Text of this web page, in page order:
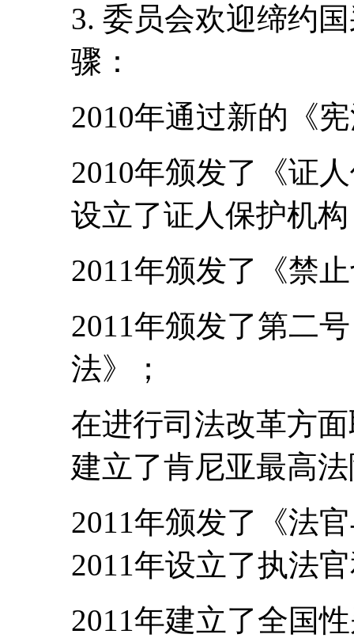
3. 委员会欢迎缔约
骤：
2010年通过新的《
2010年颁发了《证
设立了证人保护机
2011年颁发了《禁
2011年颁发了第二
法》；
在进行司法改革方
建立了肯尼亚最高
2011年颁发了《法
2011年设立了执法
2011年建立了全国